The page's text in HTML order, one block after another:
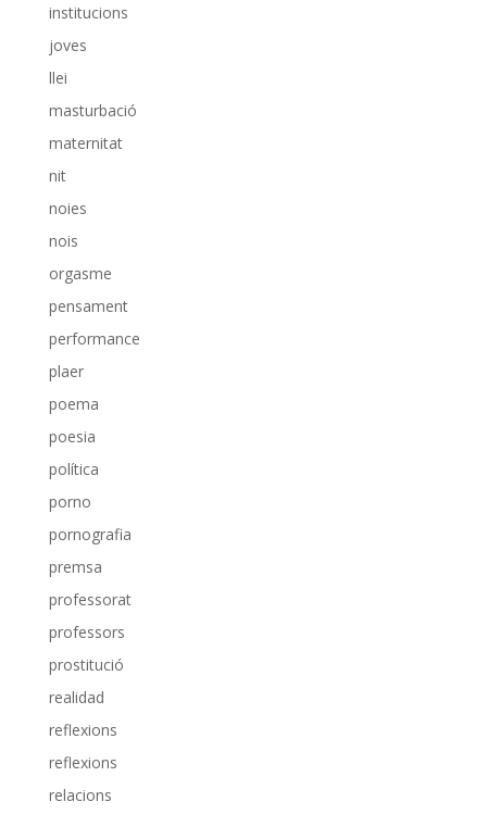
institucions
joves
llei
masturbació
maternitat
nit
noies
nois
orgasme
pensament
performance
plaer
poema
poesia
política
porno
pornografia
premsa
professorat
professors
prostitució
realidad
reflexions
reflexions
relacions